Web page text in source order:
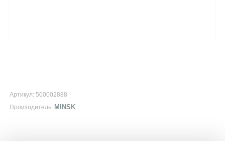
Артикул: 500002888
Произодитель: MINSK